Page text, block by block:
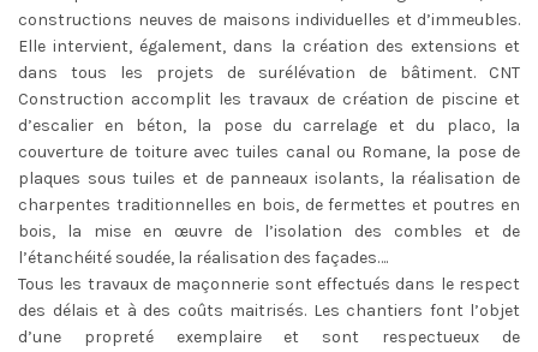
constructions neuves de maisons individuelles et d’immeubles.
Elle intervient, également, dans la création des extensions et
dans tous les projets de surélévation de bâtiment. CNT
Construction accomplit les travaux de création de piscine et
d’escalier en béton, la pose du carrelage et du placo, la
couverture de toiture avec tuiles canal ou Romane, la pose de
plaques sous tuiles et de panneaux isolants, la réalisation de
charpentes traditionnelles en bois, de fermettes et poutres en
bois, la mise en œuvre de l’isolation des combles et de
l’étanchéité soudée, la réalisation des façades….
Tous les travaux de maçonnerie sont effectués dans le respect
des délais et à des coûts maitrisés. Les chantiers font l’objet
d’une propreté exemplaire et sont respectueux de